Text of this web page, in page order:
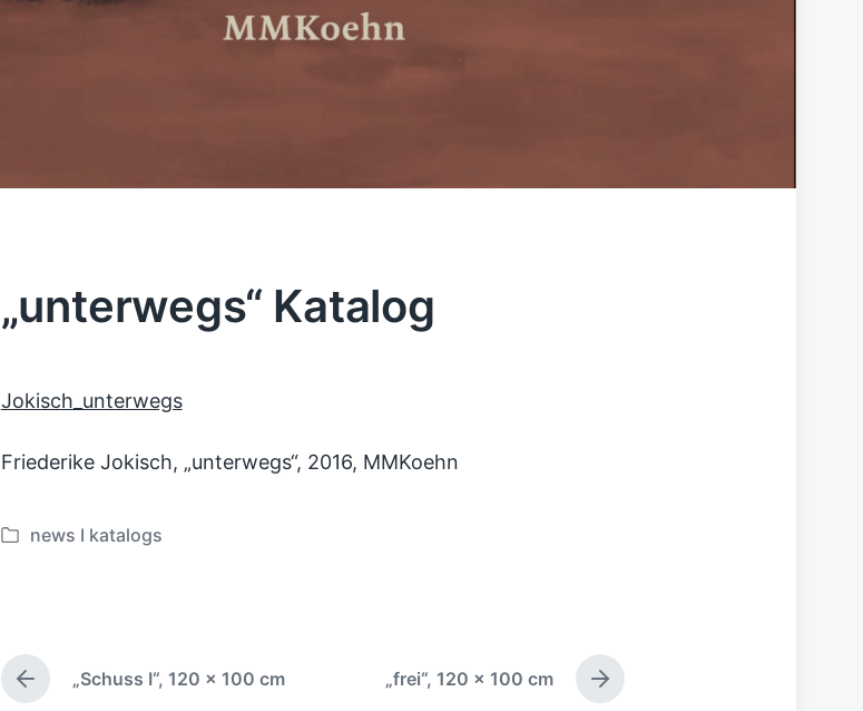
„unterwegs“ Katalog
Jokisch_unterwegs
Friederike Jokisch, „unterwegs“, 2016, MMKoehn
V
f
news I katalogs
V
„Schuss I“, 120 x 100 cm
N
„frei“, 120 x 100 cm